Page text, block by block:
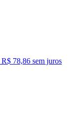
R$ 78,86 sem juros